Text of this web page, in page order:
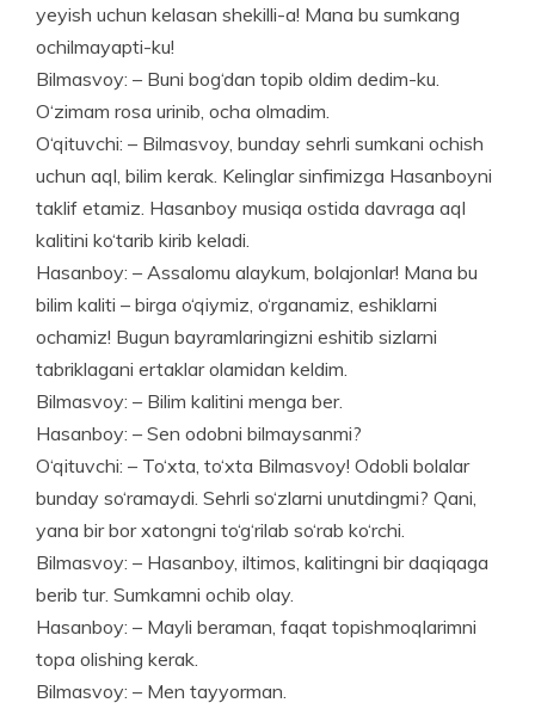
yeyish uchun kelasan shekilli-a! Mana bu sumkang
ochilmayapti-ku!
Bilmasvoy: – Buni bog‘dan topib oldim dedim-ku.
O‘zimam rosa uri­nib, ocha olmadim.
O‘qituvchi: – Bilmasvoy, bunday sehrli sumkani ochish
uchun aql, bilim kerak. Kelinglar sinfimizga Hasanboyni
taklif etamiz. Hasanboy musiqa ostida davraga aql
kalitini ko‘tarib kirib keladi.
Hasanboy: – Assalomu alaykum, bolajonlar! Mana bu
bilim kaliti – birga o‘qiymiz, o‘rganamiz, eshiklarni
ochamiz! Bugun bayramla­ringizni eshitib sizlarni
tabriklagani ertaklar olamidan keldim.
Bilmasvoy: – Bilim kalitini menga ber.
Hasanboy: – Sen odobni bilmaysanmi?
O‘qituvchi: – To‘xta, to‘xta Bil­masvoy! Odobli bolalar
bunday so‘ramaydi. Sehrli so‘zlarni unutdingmi? Qani,
yana bir bor xatongni to‘g‘rilab so‘rab ko‘rchi.
Bilmasvoy: – Hasanboy, iltimos, kalitingni bir daqiqaga
berib tur. Sumkamni ochib olay.
Hasanboy: – Mayli beraman, faqat topishmoqlarimni
topa olishing kerak.
Bilmasvoy: – Men tayyorman.